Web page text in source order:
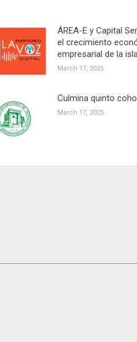
ÁREA-E y Capital
el crecimiento
empresarial de la
March 17, 2025
Culmina quinto
March 17, 2025